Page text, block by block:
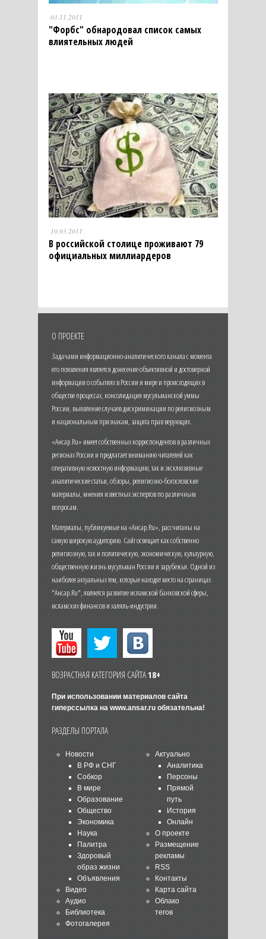
03.11.2011
"Форбс" обнародовал список самых
влиятельных людей
10.03.2011
В российской столице проживают 79
официальных миллиардеров
О ПРОЕКТЕ
Задачами информационно-аналитического канала с момента
его появления является донесение объективной и достоверной
информации о событиях в России и мире и происходящих в
обществе процессах, консолидация мусульманской уммы
России, выявление случаев дискриминации по религиозным
и национальным признакам, защита прав верующих.
«Ансар.Ru» имеет собственных корреспондентов в различных
регионах России и предлагает вниманию читателей как
оперативную новостную информацию, так и эксклюзивные
аналитические статьи, обзоры, религиозно-богословские
материалы, мнения известных экспертов по различным
вопросам.
Материалы, публикуемые на «Ансар.Ru», рассчитаны на
самую широкую аудиторию. Сайт освещает как собственно
религиозную, так и политическую, экономическую, культурную,
общественную жизнь мусульман России и зарубежья. Одной из
наиболее актуальных тем, которые находят место на страницах
"Ансар.Ru", является развитие исламской банковской сферы,
исламских финансов и халяль-индустрии.
ВОЗРАСТНАЯ КАТЕГОРИЯ САЙТА18+
При использовании материалов сайта
гиперссылка на www.ansar.ruобязательна!
РАЗДЕЛЫ ПОРТАЛА
Новости
В РФ и СНГ
Собкор
В мире
Образование
Общество
Экономика
Наука
Палитра
Здоровый
образ жизни
Объявления
Видео
Аудио
Библиотека
Фотогалерея
Актуально
Аналитика
Персоны
Прямой
путь
История
Онлайн
О проекте
Размещение
рекламы
RSS
Контакты
Карта сайта
Облако
тегов